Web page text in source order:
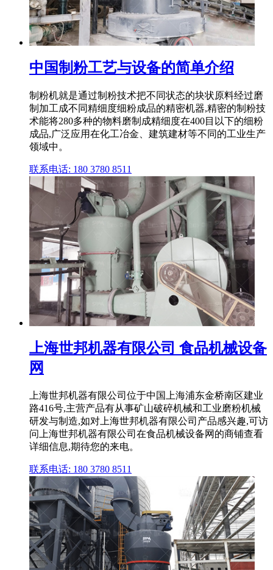
中国制粉工艺与设备的简单介绍
制粉机就是通过制粉技术把不同状态的块状原料经过磨
制加工成不同精细度细粉成品的精密机器,精密的制粉技
术能将280多种的物料磨制成精细度在400目以下的细粉
成品,广泛应用在化工冶金、建筑建材等不同的工业生产
领域中。
联系电话: 180 3780 8511
上海世邦机器有限公司 食品机械设备
网
上海世邦机器有限公司位于中国上海浦东金桥南区建业
路416号,主营产品有从事矿山破碎机械和工业磨粉机械
研发与制造,如对上海世邦机器有限公司产品感兴趣,可访
问上海世邦机器有限公司在食品机械设备网的商铺查看
详细信息,期待您的来电。
联系电话: 180 3780 8511